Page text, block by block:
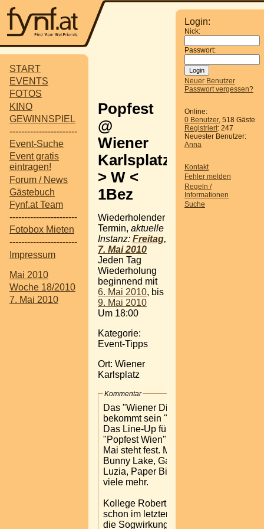
START
EVENTS
FOTOS
KINO
GEWINNSPIEL
-----------------------
Event-Suche
Event gratis
eintragen!
Forum / News
Gästebuch
Fynf.at Team
-----------------------
Fotobox Mieten
-----------------------
Impressum
Mai 2010
Woche 18/2010
7. Mai 2010
Login:
Nick:
Passwort:
Neuer Benutzer
Passwort vergessen?
Online:
0 Benutzer, 518 Gäste
Registriert: 247
Neuester Benutzer:
Anna
Kontakt
Fehler melden
Regeln /
Informationen
Suche
Popfest
@
Wiener
Karlsplatz
> W <
1Bez
Wiederholender
Termin, aktuelle
Instanz: Freitag,
7. Mai 2010
Jeden Tag
Wiederholung
beginnend mit
6. Mai 2010, bis
9. Mai 2010
Um 18:00
Kategorie:
Event-Tipps
Ort: Wiener
Karlsplatz
Kommentar
Das "Wiener Ding"
bekommt sein "Popfest"
Das Line-Up für das erste
"Popfest Wien" vom 6.-9.
Mai steht fest. Mit dabei:
Bunny Lake, Garish, Clara
Luzia, Paper Bird und
viele mehr.
Kollege Robert Rotifer hat
schon im letzten Oktober
die Sogwirkung der Stadt